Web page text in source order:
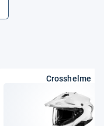
Crosshelme